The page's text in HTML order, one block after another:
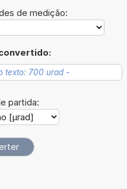
de medição:
partida: